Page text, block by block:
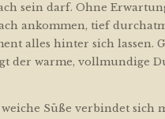
sein darf. Ohne
ankommen, tief
alles hinter sich lassen.
der warme, vollmundige
Süße verbindet sich